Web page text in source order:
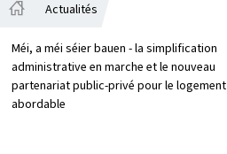
Actualités
Méi, a méi séier bauen - la simplification
administrative en marche et le nouveau
partenariat public-privé pour le logement
abordable